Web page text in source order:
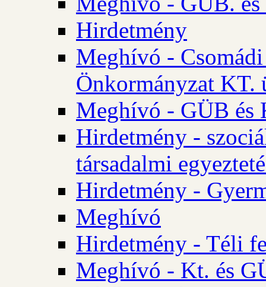
Hirdetmény
Meghívó -
Önkormányzat KT.
Meghívó - GÜB és
Hirdetmény -
társadalmi
Hirdetmény -
Meghívó
Hirdetmény - Téli
Meghívó - Kt. és